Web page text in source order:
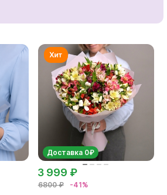
Доставка 0₽
6800 ₽ -41%
3 999 ₽